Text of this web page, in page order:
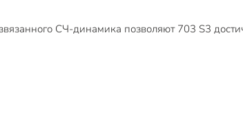
СЧ-динамика позволяют 703 S3